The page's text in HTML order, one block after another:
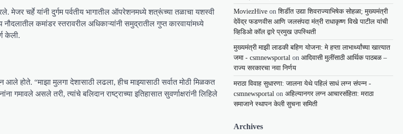
मेजर चर्हे यांनी दुर्गम पर्वतीय भागातील ऑपरेशनमध्ये शत्रूंच्या तळाचा यशस्वी
कमांडर स्तरावरील अधिकाऱ्यांनी समुद्रातील गुप्त कारवायांमध्ये
केली.
होते. “माझा मुलगा देशासाठी लढला, हीच माझ्यासाठी सर्वात मोठी मिळकत
असले तरी, त्यांचे बलिदान राष्ट्राच्या इतिहासात सुवर्णाक्षरांनी लिहिले
MoviezHive on शिर्डीत उद्या शिवराज्याभिषेक सोहळा; मुख्यमंत्री
देवेंद्र फडणवीस आणि जलसंपदा मंत्री राधाकृष्ण विखे पाटील यांची
व्हिडिओ कॉल द्वारे प्रमुख उपस्थिती
मुख्यमंत्री माझी लाडकी बहिण योजना: मे हप्ता लाभार्थ्यांच्या खात्यात
जमा - csmnewsportal on आदिवासी मुलींसाठी आर्थिक पाठबळ –
राज्य सरकारचा नवा निर्णय
मराठा विवाह सुधारणा: जालना येथे पहिलं साधं लग्न संपन्न -
csmnewsportal on अहिल्यानगर लग्न आचारसंहिता: मराठा
समाजाने स्थापन केली सुचना समिती
Archives